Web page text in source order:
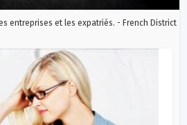
entreprises et les expatriés. - French District